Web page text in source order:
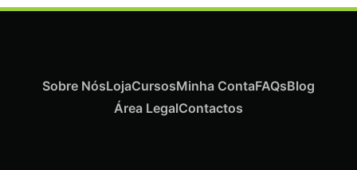
Sobre NósLojaCursosMinha ContaFAQsBlog
Área LegalContactos